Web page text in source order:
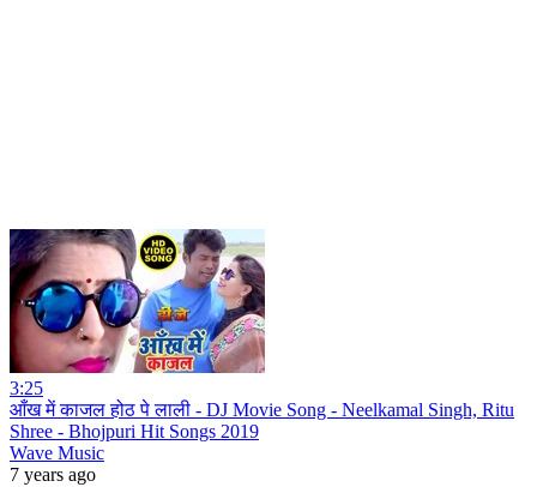
3:25
आँख में काजल होठ पे लाली - DJ Movie Song - Neelkamal Singh, Ritu
Shree - Bhojpuri Hit Songs 2019
Wave Music
7 years ago